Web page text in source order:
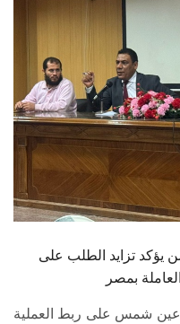
الخريجين
الموظفون
الزائـرون
يؤكد تزايد الطلب على
بمصر
عين شمس على ربط العملية